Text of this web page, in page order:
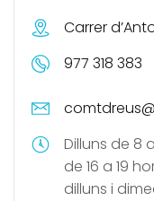
Carrer
977 318 383
Dilluns de 8
de 16 a 19
dilluns i